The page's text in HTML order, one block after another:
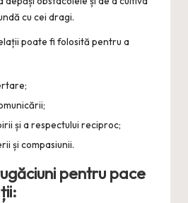
cu cei dragi.
poate fi folosită pentru a
și a respectului reciproc;
și compasiunii.
pentru pace